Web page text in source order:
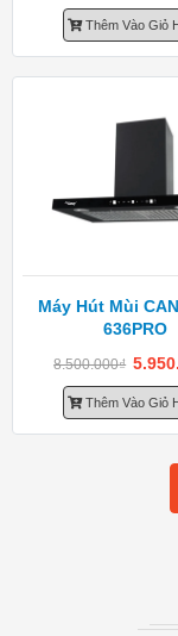
Thêm Vào Giỏ
Máy Hút Mùi
636PRO
8.500.000₫
Thêm Vào Giỏ